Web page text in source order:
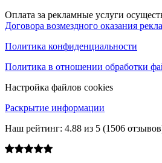
Оплата за рекламные услуги
Договора возмездного оказания
Политика конфиденциальности
Политика в отношении обработки
Настройка файлов cookies
Раскрытие информации
Наш рейтинг: 4.88 из 5 (1506